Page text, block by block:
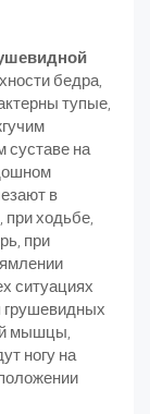
бедра,
тупые,
суставе на
в
при ходьбе,
при
ситуациях
мышцы,
ногу на